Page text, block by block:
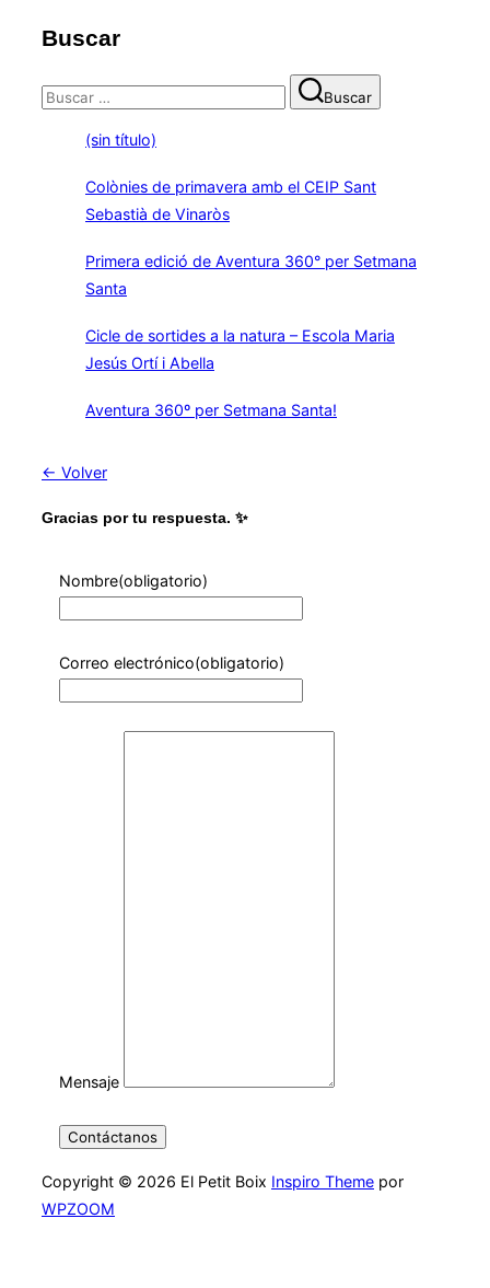
Buscar
Buscar:
Buscar
(sin título)
Colònies de primavera amb el CEIP Sant
Sebastià de Vinaròs
Primera edició de Aventura 360° per Setmana
Santa
Cicle de sortides a la natura – Escola Maria
Jesús Ortí i Abella
Aventura 360º per Setmana Santa!
← Volver
Gracias por tu respuesta. ✨
Nombre(obligatorio)
Correo electrónico(obligatorio)
Mensaje
Contáctanos
Copyright © 2026 El Petit Boix Inspiro Theme por
WPZOOM